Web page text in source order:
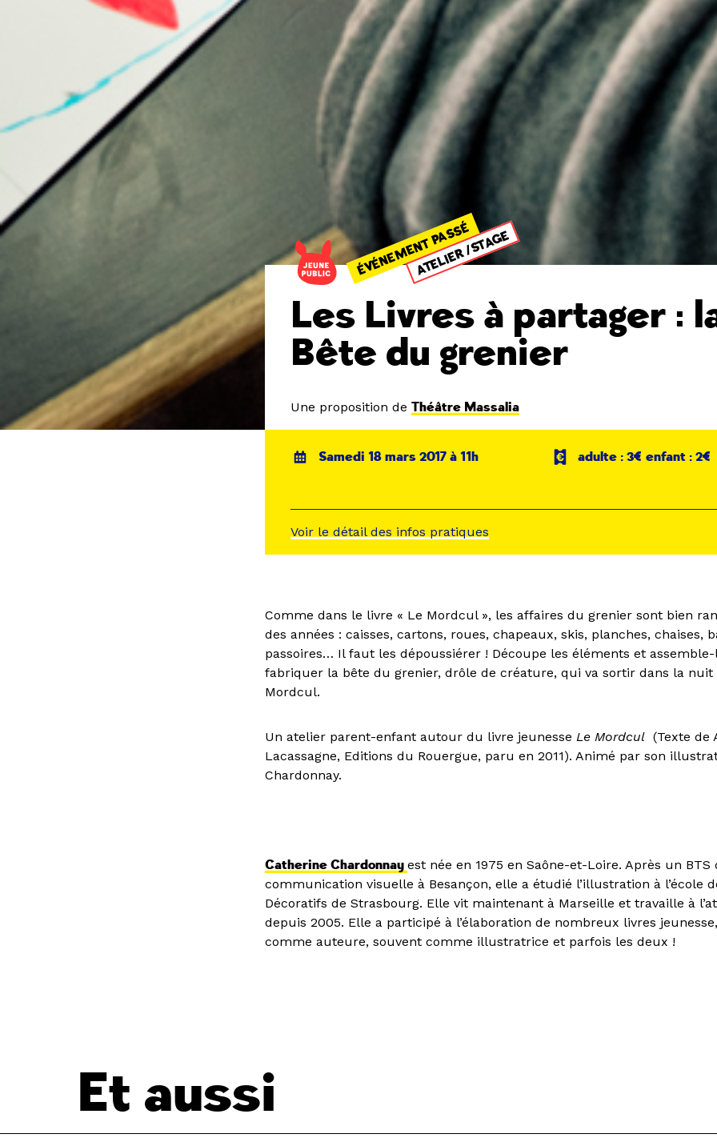
ÉVÉNEMENT PASSÉ
ATELIER /STAGE
Les Livres à partager :
Bête du grenier
Une proposition deThéâtre Massalia
Samedi 18 mars 2017 à 11h adulte : 3€ enfant : 2€
Voir le détail des infos pratiques
Comme dans le livre « Le Mordcul », les affaires du grenier sont bien
des années : caisses, cartons, roues, chapeaux, skis, planches, chaises,
passoires… Il faut les dépoussiérer ! Découpe les éléments et
fabriquer la bête du grenier, drôle de créature, qui va sortir dans la
Mordcul.
Un atelier parent-enfant autour du livre jeunesseLe Mordcul (Texte de
Lacassagne, Editions du Rouergue, paru en 2011). Animé par son
Chardonnay.
Catherine Chardonnayest née en 1975 en Saône-et-Loire. Après un BTS
communication visuelle à Besançon, elle a étudié l’illustration à l’école
Décoratifs de Strasbourg. Elle vit maintenant à Marseille et travaille à
depuis 2005. Elle a participé à l’élaboration de nombreux livres
comme auteure, souvent comme illustratrice et parfois les deux !
Et aussi